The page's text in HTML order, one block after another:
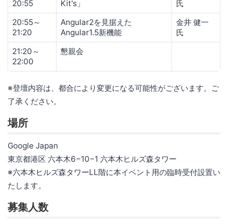
20:55 Kit's」
氏
20:55～
21:20
Angular2を見据えた
Angular1.5新機能
金井 健一
氏
21:20～
22:00
懇親会
※登壇内容は、都合により変更になる可能性がございます。ご
了承ください。
場所
Google Japan
東京都港区 六本木6−10−1 六本木ヒルズ森タワー
※六本木ヒルズ森タワーLL階に本イベント用の臨時受付設置い
たします。
募集人数